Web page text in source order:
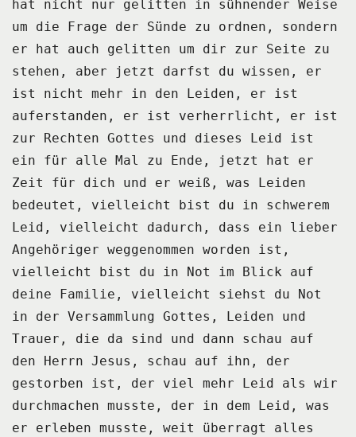
hat nicht nur gelitten in sühnender Weise
um die Frage der Sünde zu ordnen, sondern
er hat auch gelitten um dir zur Seite zu
stehen, aber jetzt darfst du wissen, er
ist nicht
mehr in den Leiden, er ist
auferstanden, er ist verherrlicht, er ist
zur Rechten Gottes
und dieses Leid ist
ein für alle Mal zu Ende, jetzt hat er
Zeit für dich und er weiß,
was Leiden
bedeutet, vielleicht bist du in schwerem
Leid, vielleicht dadurch, dass ein
lieber
Angehöriger weggenommen worden ist,
vielleicht bist du in Not im Blick auf
deine
Familie, vielleicht siehst du Not
in der Versammlung Gottes, Leiden und
Trauer, die da sind und
dann schau auf
den Herrn Jesus, schau auf ihn, der
gestorben ist, der viel mehr Leid
als wir
durchmachen musste, der in dem Leid, was
er erleben musste, weit überragt alles